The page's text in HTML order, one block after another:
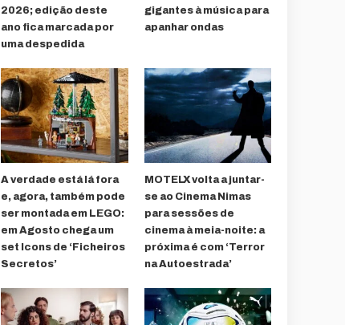
2026; edição deste
ano fica marcada por
uma despedida
gigantes à música para
apanhar ondas
A verdade está lá fora
e, agora, também pode
ser montada em LEGO:
em Agosto chega um
set Icons de ‘Ficheiros
Secretos’
MOTELX volta a juntar-
se ao Cinema Nimas
para sessões de
cinema à meia-noite: a
próxima é com ‘Terror
na Autoestrada’